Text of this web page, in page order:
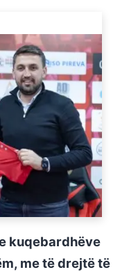
kuqebardhëve
me të drejtë të